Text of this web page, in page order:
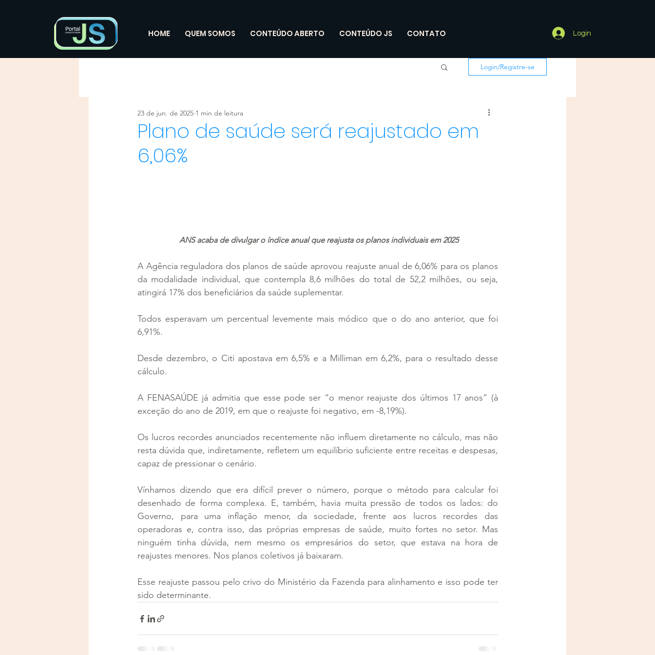
HOME QUEM SOMOS CONTEÚDO ABERTO CONTEÚDO JS CONTATO Login
Login/Registre-se
Plano de saúde será reajustado em
6,06%
23 de jun. de 2025 1 min de leitura
ANS acaba de divulgar o índice anual que reajusta os planos individuais em 2025
A Agência reguladora dos planos de saúde aprovou reajuste anual de 6,06% para os planos
da modalidade individual, que contempla 8,6 milhões do total de 52,2 milhões, ou seja,
atingirá 17% dos beneficiários da saúde suplementar.
Todos esperavam um percentual levemente mais módico que o do ano anterior, que foi
6,91%.
Desde dezembro, o Citi apostava em 6,5% e a Milliman em 6,2%, para o resultado desse
cálculo.
A FENASAÚDE já admitia que esse pode ser “o menor reajuste dos últimos 17 anos” (à
exceção do ano de 2019, em que o reajuste foi negativo, em -8,19%).
Os lucros recordes anunciados recentemente não influem diretamente no cálculo, mas não
resta dúvida que, indiretamente, refletem um equilíbrio suficiente entre receitas e despesas,
capaz de pressionar o cenário.
Vínhamos dizendo que era difícil prever o número, porque o método para calcular foi
desenhado de forma complexa. E, também, havia muita pressão de todos os lados: do
Governo, para uma inflação menor, da sociedade, frente aos lucros recordes das
operadoras e, contra isso, das próprias empresas de saúde, muito fortes no setor. Mas
ninguém tinha dúvida, nem mesmo os empresários do setor, que estava na hora de
reajustes menores. Nos planos coletivos já baixaram.
Esse reajuste passou pelo crivo do Ministério da Fazenda para alinhamento e isso pode ter
sido determinante.